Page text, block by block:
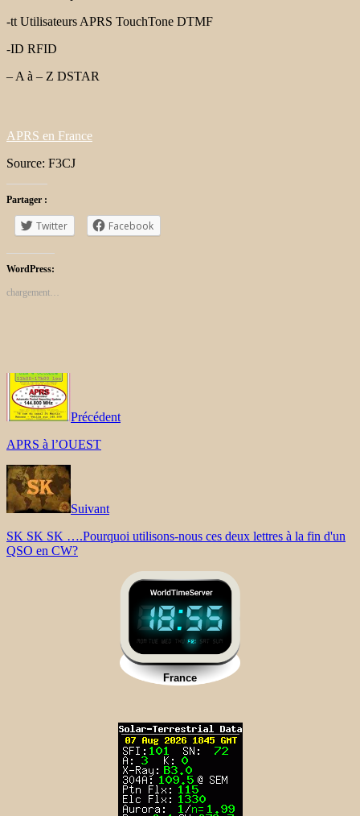
-tt Utilisateurs APRS TouchTone DTMF
-ID RFID
– A à – Z DSTAR
APRS en France
Source: F3CJ
Partager :
Twitter Facebook
WordPress:
chargement…
Précédent
APRS à l’OUEST
Suivant
SK SK SK ….Pourquoi utilisons-nous ces deux lettres à la fin d'un
QSO en CW?